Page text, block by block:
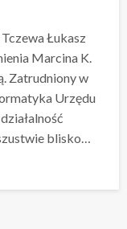
Łukasz
Marcina K.
Zatrudniony w
Urzędu
blisko…